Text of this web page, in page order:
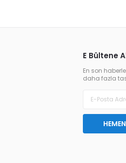
E Bültene
En son
daha fazla